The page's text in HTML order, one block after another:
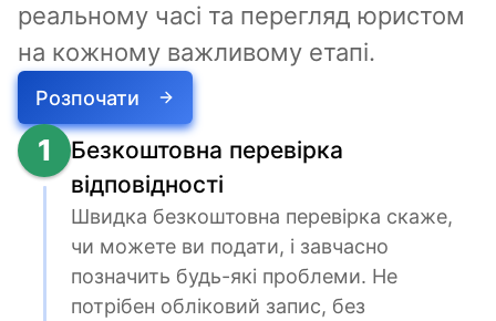
реальному часі та перегляд юристом
на кожному важливому етапі.
Розпочати
1
Безкоштовна перевірка
відповідності
Швидка безкоштовна перевірка скаже,
чи можете ви подати, і завчасно
позначить будь-які проблеми. Не
потрібен обліковий запис, без